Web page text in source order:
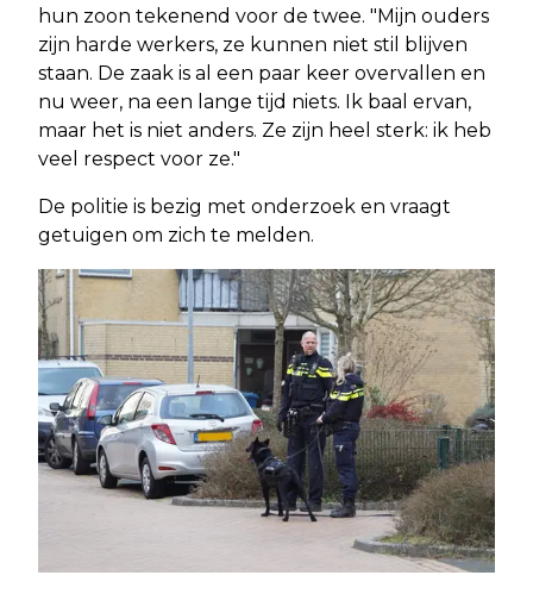
hun zoon tekenend voor de twee. "Mijn ouders
zijn harde werkers, ze kunnen niet stil blijven
staan. De zaak is al een paar keer overvallen en
nu weer, na een lange tijd niets. Ik baal ervan,
maar het is niet anders. Ze zijn heel sterk: ik heb
veel respect voor ze."
De politie is bezig met onderzoek en vraagt
getuigen om zich te melden.